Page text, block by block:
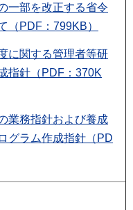
一部を改正する省令
（PDF：799KB）
に関する管理者等研
指針（PDF：370K
業務指針および養成
グラム作成指針（PD